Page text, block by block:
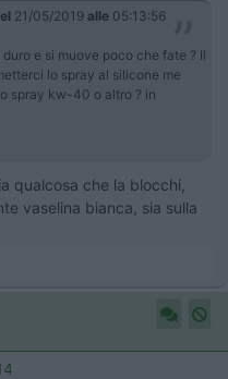
21/05/2019 alle 05:13:56
e si muove poco che fate ? Il
lo spray al silicone me
spray kw-40 o altro ? in
qualcosa che la blocchi,
vaselina bianca, sia sulla